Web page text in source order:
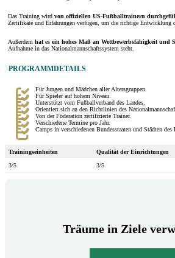
Das Training wird von offiziellen US-Fußballtrainern
Zertifikate und Erfahrungen verfügen, um die richtige Entwicklung
Außerdem hat es ein hohes Maß an Wettbewerbsfähigkeit und
Aufnahme in das Nationalmannschaftssystem steht.
PROGRAMMDETAILS
Für Jungen und Mädchen aller Altersgruppen.
Für Spieler auf hohem Niveau.
Unterstützt vom Fußballverband des Landes.
Orientiert sich an den Richtlinien des
Von der Föderation zertifizierte Trainer.
Verschiedene Termine pro Jahr.
Camps in verschiedenen Bundesstaaten und Städten des
Trainingseinheiten Qualität der Einrichtungen
3/5
3/5
Träume in Ziele